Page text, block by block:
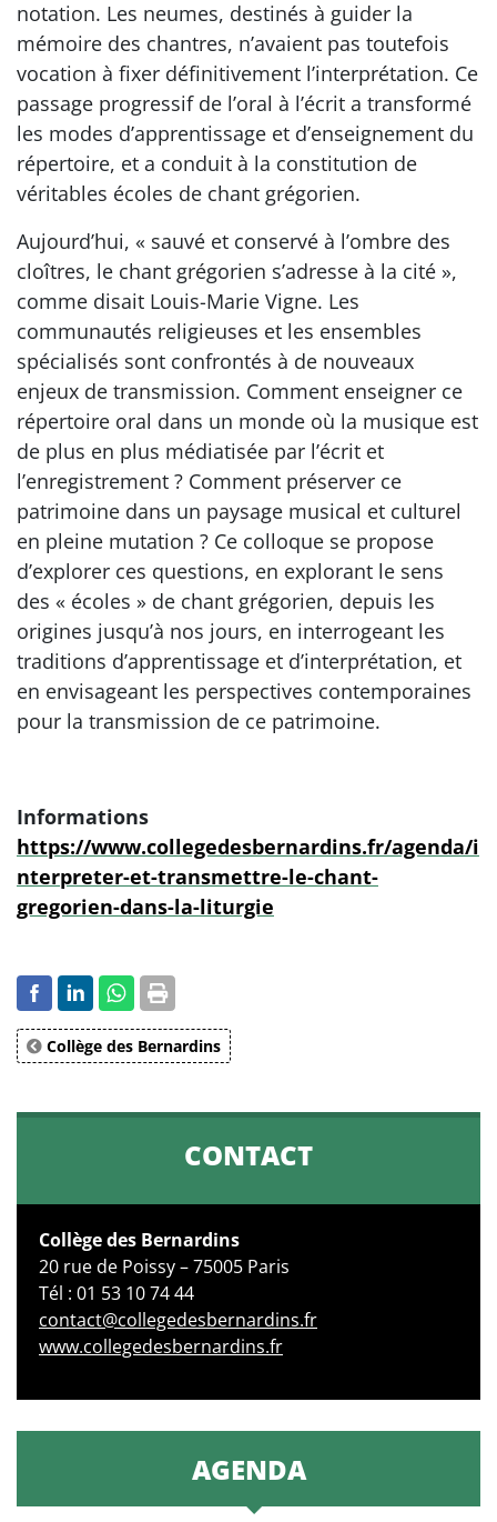
notation. Les neumes, destinés à guider la
mémoire des chantres, n’avaient pas toutefois
vocation à fixer définitivement l’interprétation. Ce
passage progressif de l’oral à l’écrit a transformé
les modes d’apprentissage et d’enseignement du
répertoire, et a conduit à la constitution de
véritables écoles de chant grégorien.
Aujourd’hui, « sauvé et conservé à l’ombre des
cloîtres, le chant grégorien s’adresse à la cité »,
comme disait Louis-Marie Vigne. Les
communautés religieuses et les ensembles
spécialisés sont confrontés à de nouveaux
enjeux de transmission. Comment enseigner ce
répertoire oral dans un monde où la musique est
de plus en plus médiatisée par l’écrit et
l’enregistrement ? Comment préserver ce
patrimoine dans un paysage musical et culturel
en pleine mutation ? Ce colloque se propose
d’explorer ces questions, en explorant le sens
des « écoles » de chant grégorien, depuis les
origines jusqu’à nos jours, en interrogeant les
traditions d’apprentissage et d’interprétation, et
en envisageant les perspectives contemporaines
pour la transmission de ce patrimoine.
Informations
https://www.collegedesbernardins.fr/agenda/i
nterpreter-et-transmettre-le-chant-
gregorien-dans-la-liturgie
Collège des Bernardins
CONTACT
Collège des Bernardins
20 rue de Poissy – 75005 Paris
Tél : 01 53 10 74 44
contact@collegedesbernardins.fr
www.collegedesbernardins.fr
AGENDA